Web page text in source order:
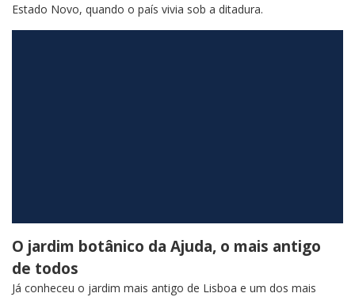
Estado Novo, quando o país vivia sob a ditadura.
O jardim botânico da Ajuda, o mais antigo
de todos
Já conheceu o jardim mais antigo de Lisboa e um dos mais